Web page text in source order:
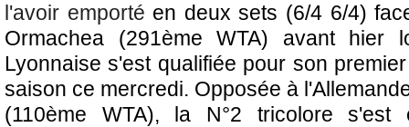
l'avoir emporté en deux sets (6/4 6/4)
Ormachea (291ème WTA) avant
Lyonnaise s'est qualifiée pour son
saison ce mercredi. Opposée à
(110ème WTA), la N°2 tricolore s'est